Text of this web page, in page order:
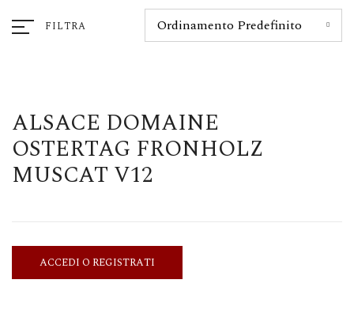
FILTRA Ordinamento Predefinito
ALSACE DOMAINE
OSTERTAG FRONHOLZ
MUSCAT V12
ACCEDI O REGISTRATI